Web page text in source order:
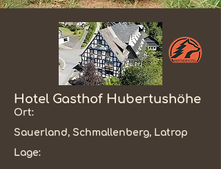
Hotel Gasthof Hubertushöhe
Ort:
Sauerland, Schmallenberg, Latrop
Lage: